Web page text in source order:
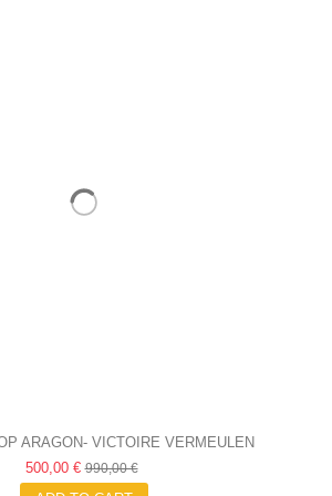
ARAGON- VICTOIRE VERMEULEN
500,00 €990,00 €